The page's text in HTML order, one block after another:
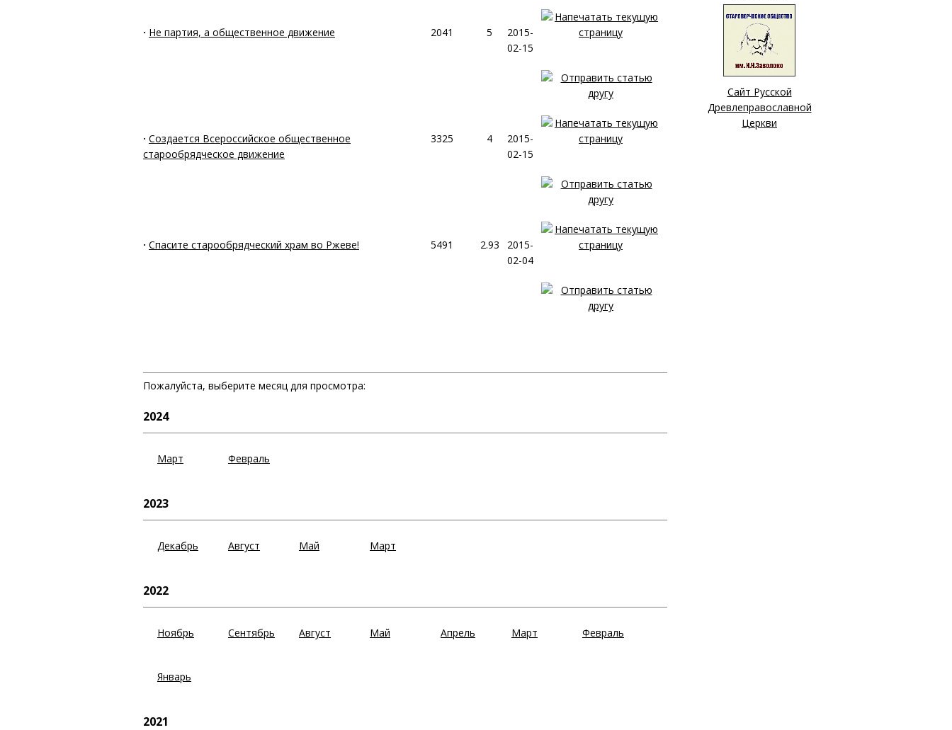
· Не партия, а общественное движение 2041 5
2015-
02-15
· Создается Всероссийское общественное
старообрядческое движение
3325 4
2015-
02-15
· Спасите старообрядческий храм во Ржеве! 5491 2.93
2015-
02-04
Пожалуйста, выберите месяц для просмотра:
2024
Март Февраль
2023
Декабрь Август Май Март
2022
Ноябрь Сентябрь Август Май Апрель Март Февраль
Январь
2021
Сайт Русской
Древлеправославной
Церкви